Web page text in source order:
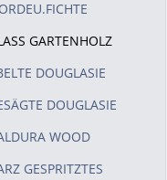
GARTENHOLZ
DOUGLASIE
DOUGLASIE
WOOD
GESPRITZTES